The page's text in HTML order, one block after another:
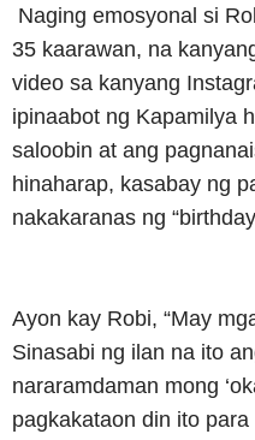
Naging emosyonal si
35 kaarawan, na
video sa kanyang
ipinaabot ng Kapamilya
saloobin at ang
hinaharap, kasabay ng
nakakaranas ng
Ayon kay Robi, “May
Sinasabi ng ilan na ito
nararamdaman mong
pagkakataon din ito